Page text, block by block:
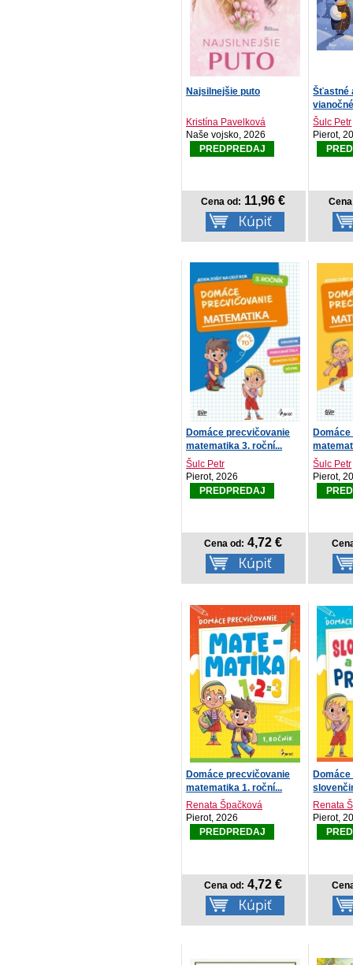
Najsilnejšie puto
Kristína Pavelková
Naše vojsko, 2026
PREDPREDAJ
Cena od: 11,96 €
Šťastné
Šulc Petr
Pierot,
Domáce precvičovanie
matematika 3. roční...
Šulc Petr
Pierot, 2026
PREDPREDAJ
Cena od: 4,72 €
Šulc Petr
Pierot,
Domáce precvičovanie
matematika 1. roční...
Renata Špačková
Pierot, 2026
PREDPREDAJ
Cena od: 4,72 €
Renata
Pierot,